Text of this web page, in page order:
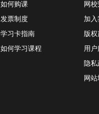
如何购课
发票制度
学习卡指南
如何学习课程
网
加
版
用
隐
网